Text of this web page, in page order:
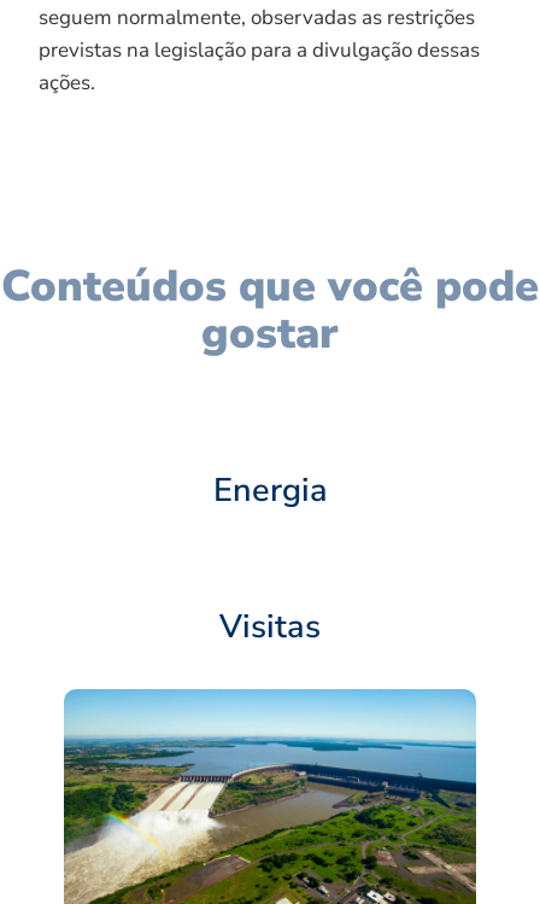
seguem normalmente, observadas as restrições
previstas na legislação para a divulgação dessas
ações.
Conteúdos que você pode
gostar
Energia
Visitas